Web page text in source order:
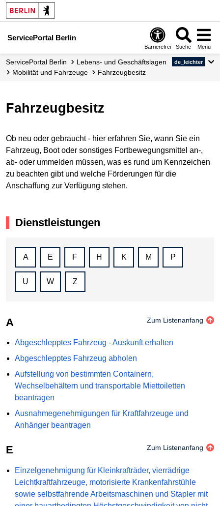
ServicePortal Berlin
Barrierefrei Suche Menü
ServicePortal Berlin
Lebens- und Geschäftslagen
Mobilität und Fahrzeuge
Fahrzeugbesitz
de_leichter
Fahrzeugbesitz
Ob neu oder gebraucht - hier erfahren Sie, wann Sie ein
Fahrzeug, Boot oder sonstiges Fortbewegungsmittel an-,
ab- oder ummelden müssen, was es rund um Kennzeichen
zu beachten gibt und welche Förderungen für die
Anschaffung zur Verfügung stehen.
Dienstleistungen
A E F H K M P
U W Z
A Zum Listenanfang
Abgeschlepptes Fahrzeug - Auskunft erhalten
Abgeschlepptes Fahrzeug abholen
Aufstellung von bestimmten Containern,
Wechselbehältern und transportable Miettoiletten
beantragen
Ausnahmegenehmigungen für Kraftfahrzeuge und
Anhänger beantragen
E Zum Listenanfang
Einzelgenehmigung für Kleinkrafträder, vierrädrige
Leichtkraftfahrzeuge, motorisierte Krankenfahrstühle
sowie selbstfahrende Arbeitsmaschinen und Stapler mit